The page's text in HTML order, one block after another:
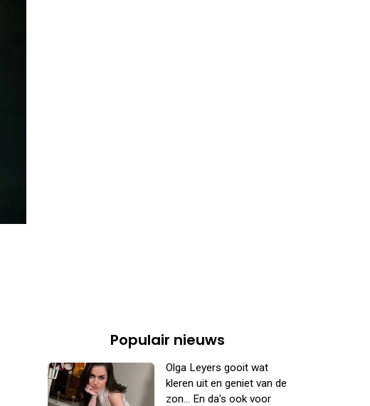
Populair nieuws
Olga Leyers gooit wat
kleren uit en geniet van de
zon... En da's ook voor